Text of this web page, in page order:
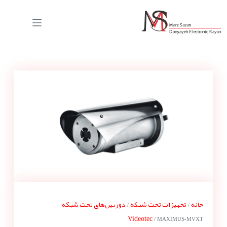
خانه/ تجهیزات تحت شبکه/ دوربین‌های تحت شبکه
Videotec / MAXIMUS-MVXT